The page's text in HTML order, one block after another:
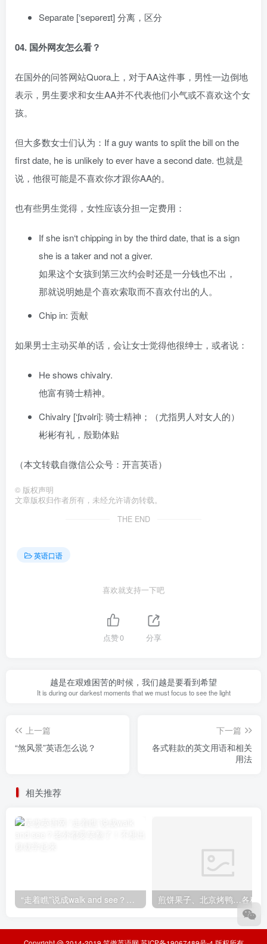
Separate [‘sepəreɪt] 分离，区分
04. 国外网友怎么看？
在国外的问答网站Quora上，对于AA这件事，男性一边倒地
表示，男生要求和女生AA并不代表他们小气或不喜欢这个女
孩。
但大多数女士们认为：If a guy wants to split the bill on the
first date, he is unlikely to ever have a second date. 也就是
说，他很可能是不喜欢你才跟你AA的。
也有些男生觉得，女性应该分担一定费用：
If she isn‘t chipping in by the third date, that is a sign
she is a taker and not a giver.
如果这个女孩到第三次约会时还是一分钱也不出，
那就说明她是个喜欢索取而不喜欢付出的人。
Chip in: 贡献
如果男士主动买单的话，会让女士觉得他很绅士，或者说：
He shows chivalry.
他富有骑士精神。
Chivalry [‘ʃɪvəlri]: 骑士精神；（尤指男人对女人的）
彬彬有礼，殷勤体贴
（本文转载自微信公众号：开言英语）
© 版权声明
文章版权归作者所有，未经允许请勿转载。
THE END
英语口语
喜欢就支持一下吧
点赞0 分享
越是在艰难困苦的时候，我们越是要看到希望
It is during our darkest moments that we must focus to see the light
上一篇
“煞风景”英语怎么说？
下一篇
各式鞋款的英文用语和相关
用法
相关推荐